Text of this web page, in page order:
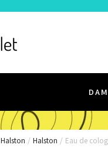
Halston / Halston / Eau de